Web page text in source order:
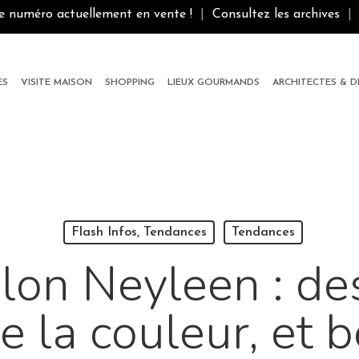
numéro actuellement en vente ! Consultez les archives
VISITE MAISON SHOPPING LIEUX GOURMANDS ARCHITECTES &
Flash Infos, Tendances Tendances
Neyleen :
la couleur, et